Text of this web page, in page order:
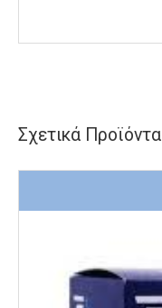
Σχετικά Προϊόντα